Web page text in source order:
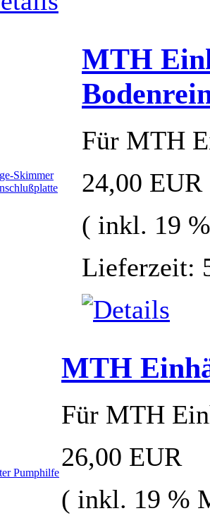
MTH
Für MTH
24,00 EUR
( inkl. 19
Lieferzeit:
MTH
Für MTH
26,00 EUR
( inkl. 19 %